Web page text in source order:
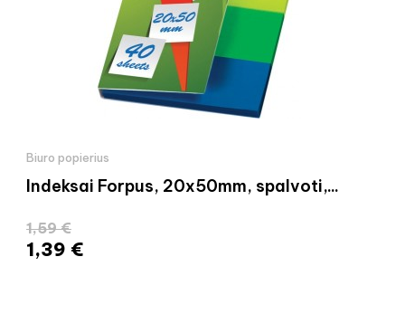
Biuro popierius
Indeksai Forpus, 20x50mm, spalvoti,...
1,59 €
1,39 €